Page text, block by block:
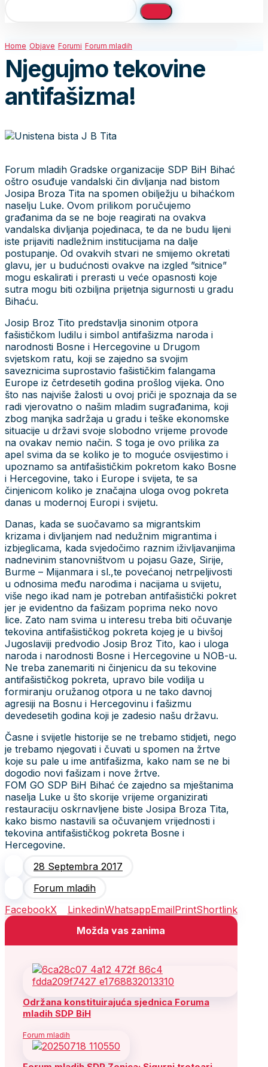
Home Objave Forumi Forum mladih
Njegujmo tekovine
antifašizma!
Forum mladih Gradske organizacije SDP BiH Bihać
oštro osuđuje vandalski čin divljanja nad bistom
Josipa Broza Tita na spomen obilježju u bihaćkom
naselju Luke. Ovom prilikom poručujemo
građanima da se ne boje reagirati na ovakva
vandalska divljanja pojedinaca, te da ne budu lijeni
iste prijaviti nadležnim institucijama na dalje
postupanje. Od ovakvih stvari ne smijemo okretati
glavu, jer u budućnosti ovakve na izgled ”sitnice”
mogu eskalirati i prerasti u veće opasnosti koje
sutra mogu biti ozbiljna prijetnja sigurnosti u gradu
Bihaću.
Josip Broz Tito predstavlja sinonim otpora
fašističkom ludilu i simbol antifašizma naroda i
narodnosti Bosne i Hercegovine u Drugom
svjetskom ratu, koji se zajedno sa svojim
saveznicima suprostavio fašističkim falangama
Europe iz četrdesetih godina prošlog vijeka. Ono
što nas najviše žalosti u ovoj priči je spoznaja da se
radi vjerovatno o našim mladim sugrađanima, koji
zbog manjka sadržaja u gradu i teške ekonomske
situacije u državi svoje slobodno vrijeme provode
na ovakav nemio način. S toga je ovo prilika za
apel svima da se koliko je to moguće osvijestimo i
upoznamo sa antifašističkim pokretom kako Bosne
i Hercegovine, tako i Europe i svijeta, te sa
činjenicom koliko je značajna uloga ovog pokreta
danas u modernoj Europi i svijetu.
Danas, kada se suočavamo sa migrantskim
krizama i divljanjem nad nedužnim migrantima i
izbjeglicama, kada svjedočimo raznim iživljavanjima
nadnevinim stanovništvom u pojasu Gaze, Sirije,
Burme – Mijanmara i sl.,te povećanoj netrpeljivosti
u odnosima među narodima i nacijama u svijetu,
više nego ikad nam je potreban antifašistički pokret
jer je evidentno da fašizam poprima neko novo
lice. Zato nam svima u interesu treba biti očuvanje
tekovina antifašističkog pokreta kojeg je u bivšoj
Jugoslaviji predvodio Josip Broz Tito, kao i uloga
naroda i narodnosti Bosne i Hercegovine u NOB-u.
Ne treba zanemariti ni činjenicu da su tekovine
antifašističkog pokreta, upravo bile vodilja u
formiranju oružanog otpora u ne tako davnoj
agresiji na Bosnu i Hercegovinu i fašizmu
devedesetih godina koji je zadesio našu državu.
Časne i svijetle historije se ne trebamo stidjeti, nego
je trebamo njegovati i čuvati u spomen na žrtve
koje su pale u ime antifašizma, kako nam se ne bi
dogodio novi fašizam i nove žrtve.
FOM GO SDP BiH Bihać će zajedno sa mještanima
naselja Luke u što skorije vrijeme organizirati
restauraciju oskrnavljene biste Josipa Broza Tita,
kako bismo nastavili sa očuvanjem vrijednosti i
tekovina antifašističkog pokreta Bosne i
Hercegovine.
28 Septembra 2017
Forum mladih
FacebookX LinkedinWhatsappEmailPrintShortlink
Možda vas zanima
Održana konstituirajuća sjednica Foruma
mladih SDP BiH
Forum mladih